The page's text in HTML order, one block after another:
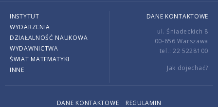
INSTYTUT
WYDARZENIA
DZIAŁALNOŚĆ NAUKOWA
WYDAWNICTWA
ŚWIAT MATEMATYKI
INNE
DANE KONTAKTOWE
ul. Śniadeckich 8
00-656 Warszawa
tel.: 22 5228100
Jak dojechać?
DANE KONTAKTOWE REGULAMIN